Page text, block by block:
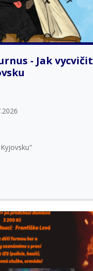
- Jak vycvičit